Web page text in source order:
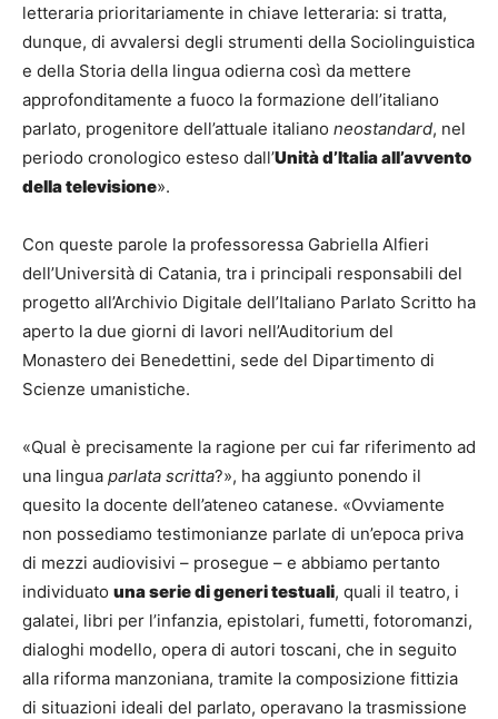
letteraria prioritariamente in chiave letteraria: si tratta,
dunque, di avvalersi degli strumenti della Sociolinguistica
e della Storia della lingua odierna così da mettere
approfonditamente a fuoco la formazione dell’italiano
parlato, progenitore dell’attuale italiano neostandard, nel
periodo cronologico esteso dall’Unità d’Italia all’avvento
della televisione».
Con queste parole la professoressa Gabriella Alfieri
dell’Università di Catania, tra i principali responsabili del
progetto all’Archivio Digitale dell’Italiano Parlato Scritto ha
aperto la due giorni di lavori nell’Auditorium del
Monastero dei Benedettini, sede del Dipartimento di
Scienze umanistiche.
«Qual è precisamente la ragione per cui far riferimento ad
una lingua parlata scritta?», ha aggiunto ponendo il
quesito la docente dell’ateneo catanese. «Ovviamente
non possediamo testimonianze parlate di un’epoca priva
di mezzi audiovisivi – prosegue – e abbiamo pertanto
individuato una serie di generi testuali, quali il teatro, i
galatei, libri per l’infanzia, epistolari, fumetti, fotoromanzi,
dialoghi modello, opera di autori toscani, che in seguito
alla riforma manzoniana, tramite la composizione fittizia
di situazioni ideali del parlato, operavano la trasmissione